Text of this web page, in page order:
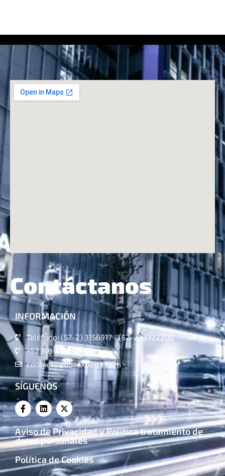
Contáctanos
INFORMACIÓN
Teléfono: (57-2) 3156917 - (52-2) 3722200
+57 316 4821324
contacto@dbaexperts.tech
SÍGUENOS
Aviso de Privacidad y Política tratamiento de
datos personales
Política de Cookies